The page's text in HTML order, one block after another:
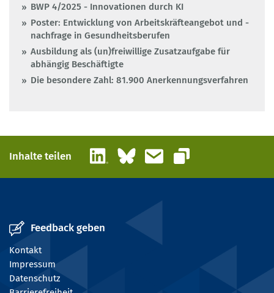
BWP 4/2025 - Innovationen durch KI
Poster: Entwicklung von Arbeitskräfteangebot und -
nachfrage in Gesundheitsberufen
Ausbildung als (un)freiwillige Zusatzaufgabe für
abhängig Beschäftigte
Die besondere Zahl: 81.900 Anerkennungsverfahren
Inhalte teilen LinkedInBlueskyE-Mail
Link kopieren
Feedback geben
Kontakt
Impressum
Datenschutz